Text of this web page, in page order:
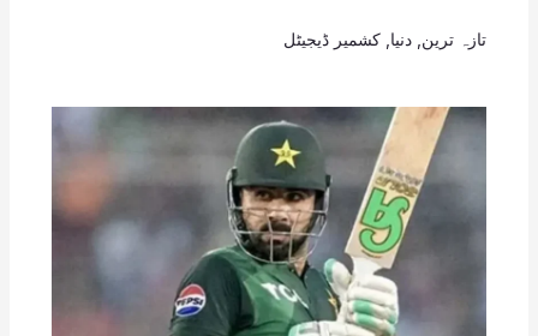
تازہ ترین دنیا کشمیر ڈیجیٹل